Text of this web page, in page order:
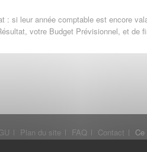
si leur année comptable est encore
votre Budget Prévisionnel, et de
Plan du site FAQ Contact